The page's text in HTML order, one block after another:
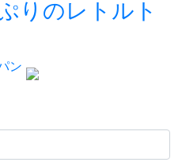
りのレトルト